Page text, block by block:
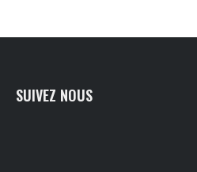
SUIVEZ NOUS